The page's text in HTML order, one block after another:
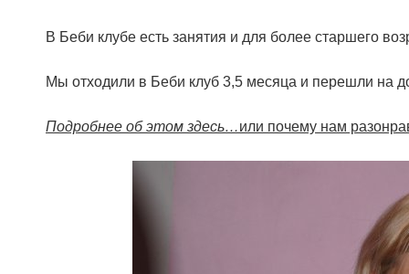
В Беби клубе есть занятия и для более старшего
Мы отходили в Беби клуб 3,5 месяца и перешли на
Подробнее об этом здесь…или почему нам